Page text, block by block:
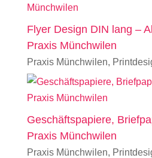
Flyer Design DIN lang –
Praxis Münchwilen
Praxis Münchwilen,
Geschäftspapiere,
Praxis Münchwilen
Praxis Münchwilen,